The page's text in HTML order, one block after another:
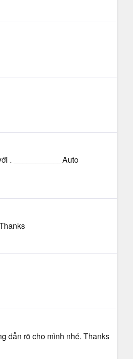
. ___________Auto
dẫn rõ cho mình nhé. Thanks